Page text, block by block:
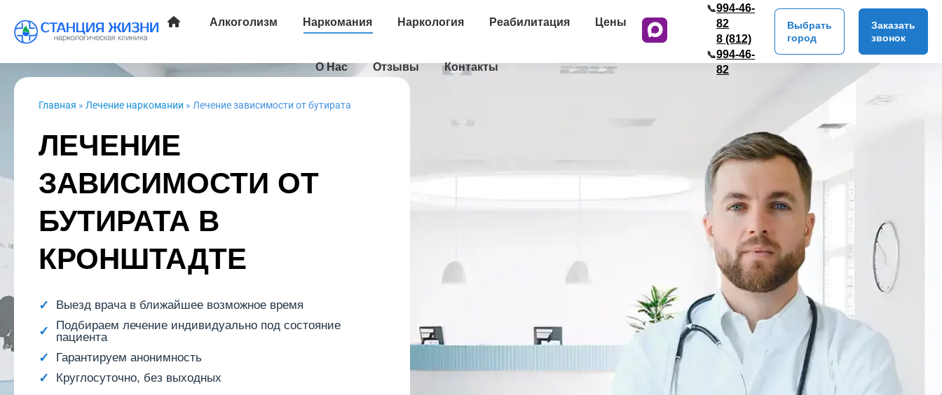
Алкоголизм Наркомания Наркология Реабилитация Цены
О Нас Отзывы Контакты
📞994-46-
82
📞
8 (812)
994-46-
82
Выбрать
город
Заказать
звонок
Главная » Лечение наркомании » Лечение зависимости от бутирата
ЛЕЧЕНИЕ
ЗАВИСИМОСТИ ОТ
БУТИРАТА В
КРОНШТАДТЕ
Выезд врача в ближайшее возможное время
Подбираем лечение индивидуально под состояние
пациента
Гарантируем анонимность
Круглосуточно, без выходных